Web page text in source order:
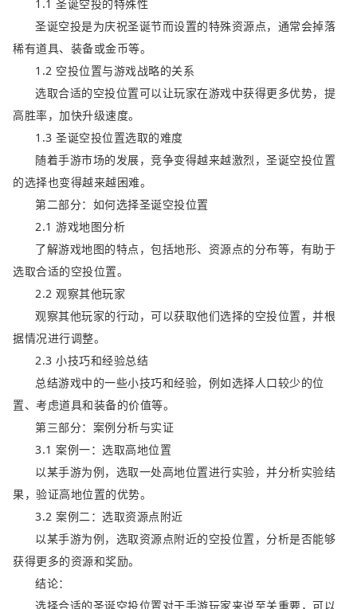
1.1 圣诞空投的特殊性
圣诞空投是为庆祝圣诞节而设置的特殊资源点，通常会掉落
稀有道具、装备或金币等。
1.2 空投位置与游戏战略的关系
选取合适的空投位置可以让玩家在游戏中获得更多优势，提
高胜率，加快升级速度。
1.3 圣诞空投位置选取的难度
随着手游市场的发展，竞争变得越来越激烈，圣诞空投位置
的选择也变得越来越困难。
第二部分：如何选择圣诞空投位置
2.1 游戏地图分析
了解游戏地图的特点，包括地形、资源点的分布等，有助于
选取合适的空投位置。
2.2 观察其他玩家
观察其他玩家的行动，可以获取他们选择的空投位置，并根
据情况进行调整。
2.3 小技巧和经验总结
总结游戏中的一些小技巧和经验，例如选择人口较少的位
置、考虑道具和装备的价值等。
第三部分：案例分析与实证
3.1 案例一：选取高地位置
以某手游为例，选取一处高地位置进行实验，并分析实验结
果，验证高地位置的优势。
3.2 案例二：选取资源点附近
以某手游为例，选取资源点附近的空投位置，分析是否能够
获得更多的资源和奖励。
结论：
选择合适的圣诞空投位置对于手游玩家来说至关重要，可以